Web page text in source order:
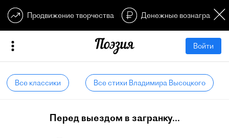
Продвижение творчества Денежные
Войти
Все классики Все стихи Владимира Высоцкого
Перед выездом в загранку...